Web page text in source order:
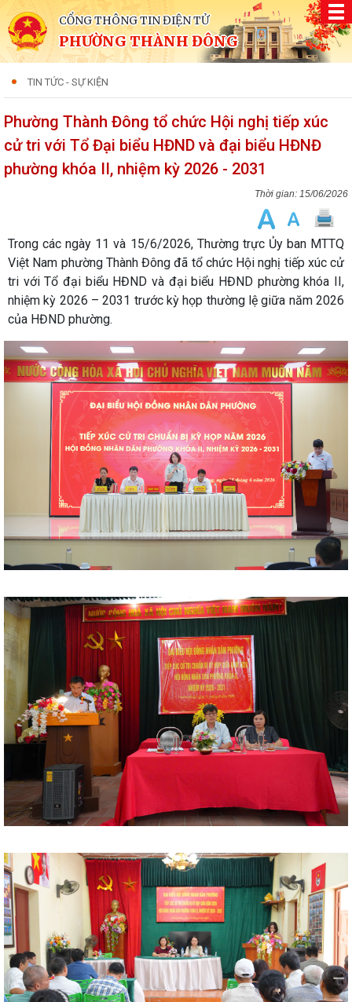
CỔNG THÔNG TIN ĐIỆN TỬ
PHƯỜNG THÀNH ĐÔNG
TIN TỨC - SỰ KIỆN
Phường Thành Đông tổ chức Hội nghị tiếp xúc
cử tri với Tổ Đại biểu HĐND và đại biểu HĐNĐ
phường khóa II, nhiệm kỳ 2026 - 2031
15/06/2026
Trong các ngày 11 và 15/6/2026, Thường trực Ủy ban MTTQ
Việt Nam phường Thành Đông đã tổ chức Hội nghị tiếp xúc cử
tri với Tổ đại biểu HĐND và đại biểu HĐND phường khóa II,
nhiệm kỳ 2026 – 2031 trước kỳ họp thường lệ giữa năm 2026
của HĐND phường.